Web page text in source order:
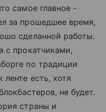
самое главное -
за прошедшее время,
сделанной работы.
с прокатчиками,
по традиции
ленте есть, хотя
не будет.
страны и